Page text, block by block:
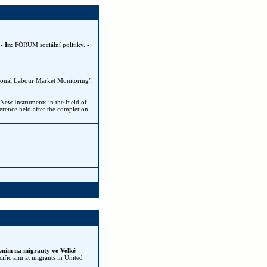
In: FÓRUM sociální politiky. -
Labour Market Monitoring".
Instruments in the Field of
held after the completion
na migranty ve Velké
aim at migrants in United